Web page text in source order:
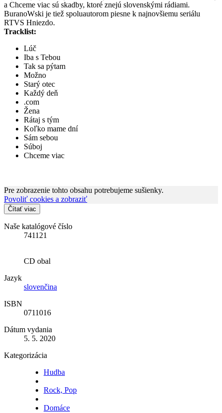
a Chceme viac sú skadby, ktoré znejú slovenskými rádiami.
BuranoWski je tiež spoluautorom piesne k najnovšiemu seriálu
RTVS Hniezdo.
Tracklist:
Lúč
Iba s Tebou
Tak sa pýtam
Možno
Starý otec
Každý deň
.com
Žena
Rátaj s tým
Koľko mame dní
Sám sebou
Súboj
Chceme viac
Pre zobrazenie tohto obsahu potrebujeme sušienky.
Povoliť cookies a zobraziť
Čítať viac
Naše katalógové číslo
741121
CD obal
Jazyk
slovenčina
ISBN
0711016
Dátum vydania
5. 5. 2020
Kategorizácia
Hudba
Rock, Pop
Domáce